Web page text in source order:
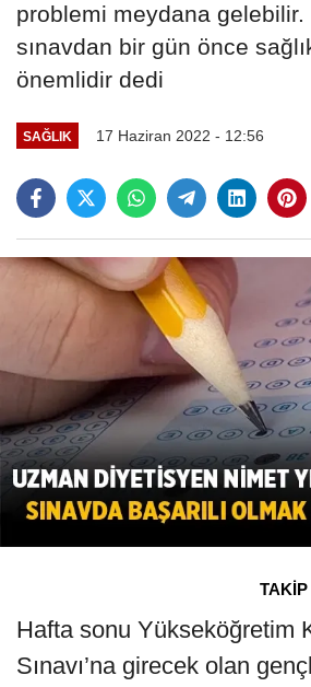
problemi meydana gelebilir.
sınavdan bir gün önce
önemlidir dedi
SAĞLIK 17 Haziran 2022 - 12:56
TAKİP
Hafta sonu Yükseköğretim
Sınavı’na girecek olan